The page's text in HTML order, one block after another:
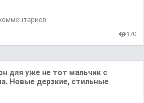
170
для уже не тот мальчик с
Новые дерзкие, стильные